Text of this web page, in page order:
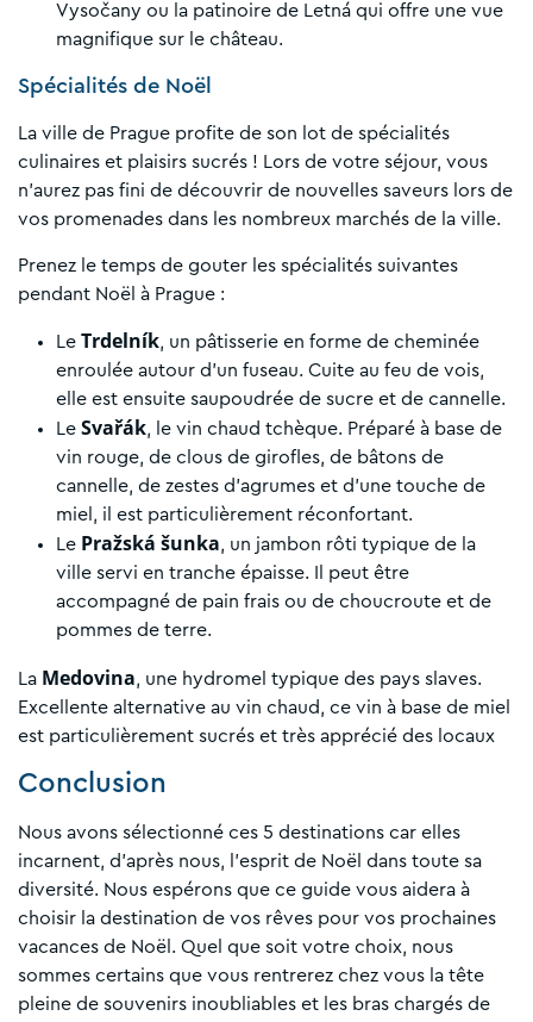
Vysočany ou la patinoire de Letná qui offre une vue
magnifique sur le château.
Spécialités de Noël
La ville de Prague profite de son lot de spécialités
culinaires et plaisirs sucrés ! Lors de votre séjour, vous
n’aurez pas fini de découvrir de nouvelles saveurs lors de
vos promenades dans les nombreux marchés de la ville.
Prenez le temps de gouter les spécialités suivantes
pendant Noël à Prague :
Le Trdelník, un pâtisserie en forme de cheminée
enroulée autour d’un fuseau. Cuite au feu de vois,
elle est ensuite saupoudrée de sucre et de cannelle.
Le Svařák, le vin chaud tchèque. Préparé à base de
vin rouge, de clous de girofles, de bâtons de
cannelle, de zestes d’agrumes et d’une touche de
miel, il est particulièrement réconfortant.
Le Pražská šunka, un jambon rôti typique de la
ville servi en tranche épaisse. Il peut être
accompagné de pain frais ou de choucroute et de
pommes de terre.
La Medovina, une hydromel typique des pays slaves.
Excellente alternative au vin chaud, ce vin à base de miel
est particulièrement sucrés et très apprécié des locaux
Conclusion
Nous avons sélectionné ces 5 destinations car elles
incarnent, d’après nous, l’esprit de Noël dans toute sa
diversité. Nous espérons que ce guide vous aidera à
choisir la destination de vos rêves pour vos prochaines
vacances de Noël. Quel que soit votre choix, nous
sommes certains que vous rentrerez chez vous la tête
pleine de souvenirs inoubliables et les bras chargés de